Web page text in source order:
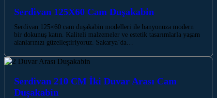
Serdivan 125X60 Cam Duşakabin
Serdivan 125×60 cam duşakabin modelleri ile banyonuza modern
bir dokunuş katın. Kaliteli malzemeler ve estetik tasarımlarla yaşam
alanlarınızı güzelleştiriyoruz. Sakarya’da…
Serdivan 210 CM İki Duvar Arası Cam
Duşakabin